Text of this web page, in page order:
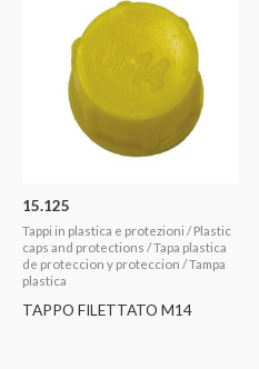
15.125
Tappi in plastica e protezioni / Plastic
caps and protections / Tapa plastica
de proteccion y proteccion / Tampa
plastica
TAPPO FILETTATO M14